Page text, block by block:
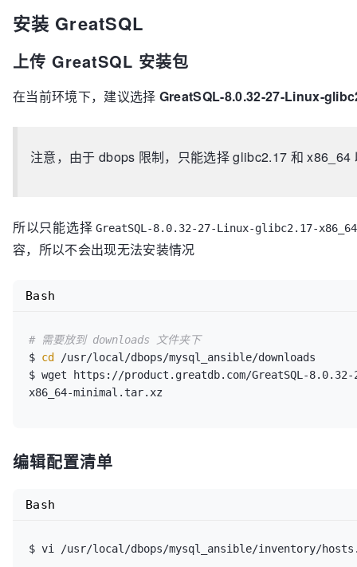
安装 GreatSQL
上传 GreatSQL 安装包
在当前环境下，建议选择 GreatSQL-8.0.32-27-Linux-
注意，由于 dbops 限制，只能选择 glibc2.17 和 x86_64
所以只能选择 GreatSQL-8.0.32-27-Linux-glibc2.17-
容，所以不会出现无法安装情况
# 需要放到 downloads 文件夹下
$ cd
/usr/local/dbops/mysql_ansible/downloads
$ wget https://product.greatdb.com/GreatSQL-
Bash
编辑配置清单
Bash